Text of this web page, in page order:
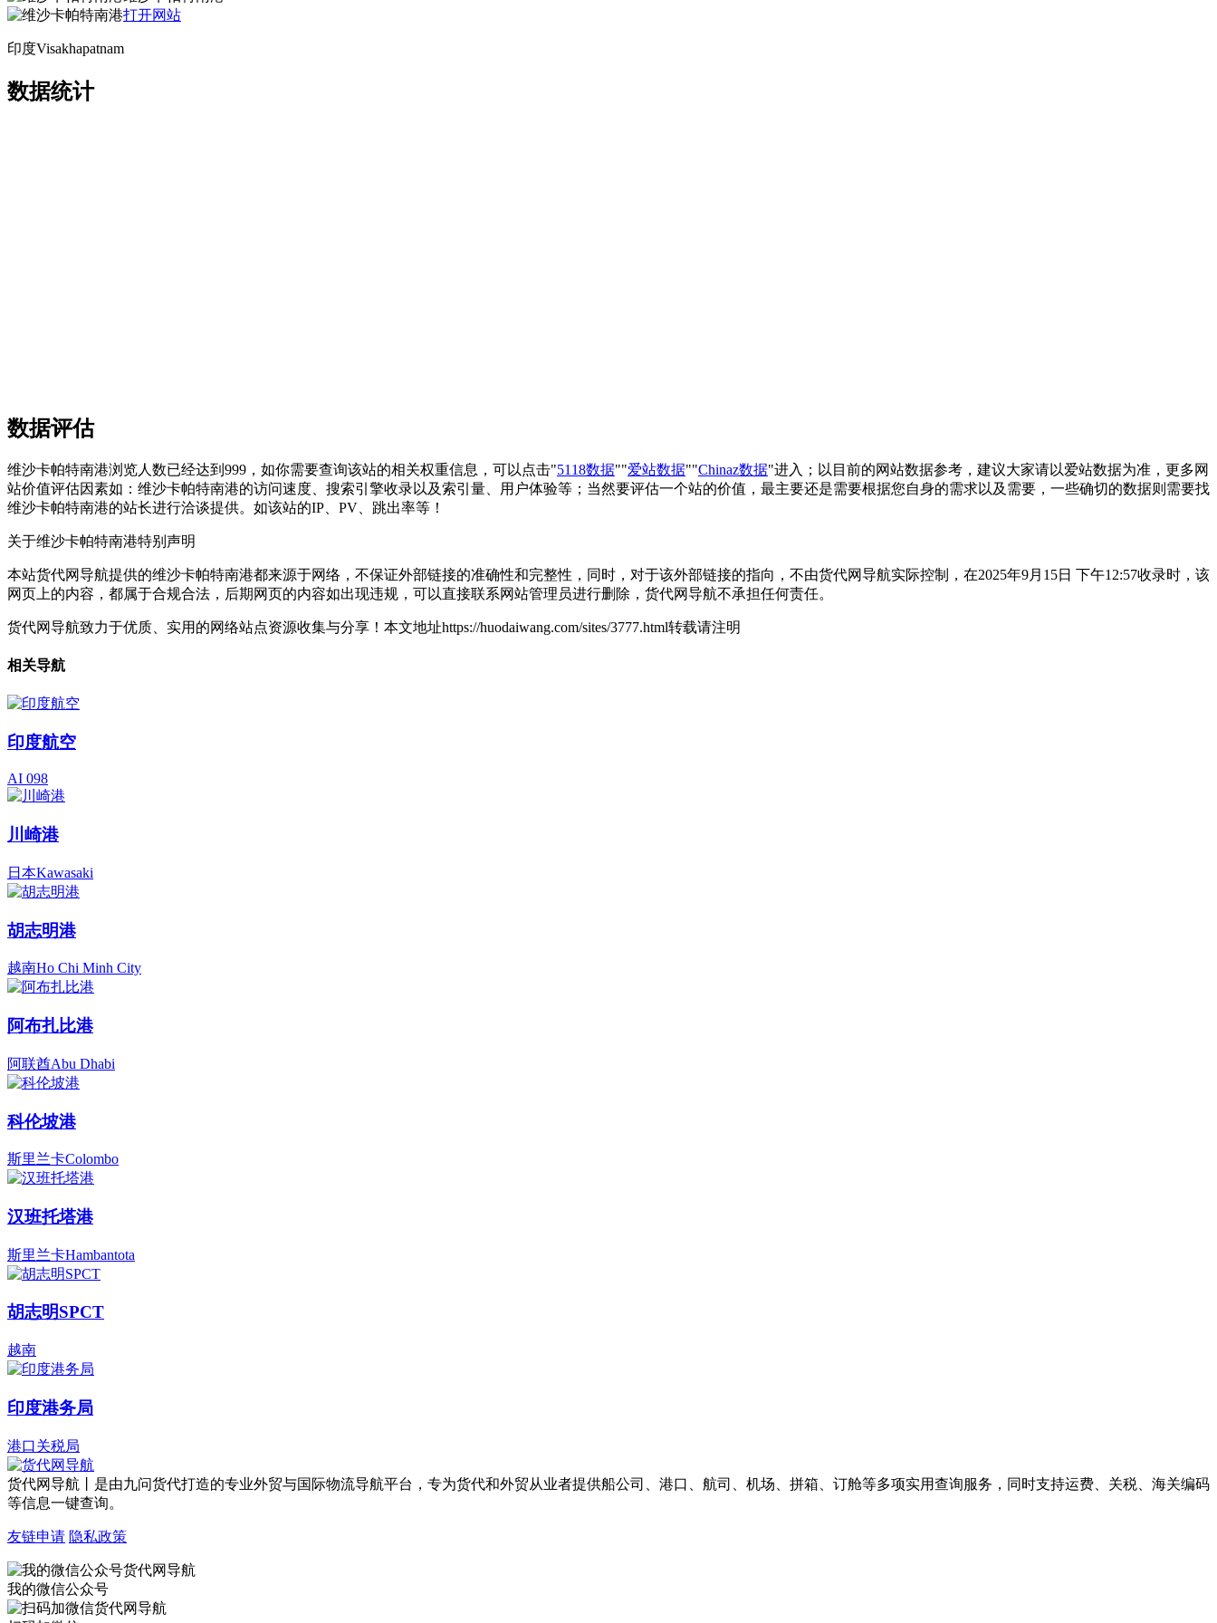
打开网站
印度Visakhapatnam
数据统计
数据评估
维沙卡帕特南港浏览人数已经达到999，如你需要查询该站的相关权重信息，可以点击"5118数据""爱站数据""Chinaz数据"进入；以目前的网站数据参考，建议大家请以爱站数据为准，更多网
站价值评估因素如：维沙卡帕特南港的访问速度、搜索引擎收录以及索引量、用户体验等；当然要评估一个站的价值，最主要还是需要根据您自身的需求以及需要，一些确切的数据则需要找
维沙卡帕特南港的站长进行洽谈提供。如该站的IP、PV、跳出率等！
关于维沙卡帕特南港特别声明
本站货代网导航提供的维沙卡帕特南港都来源于网络，不保证外部链接的准确性和完整性，同时，对于该外部链接的指向，不由货代网导航实际控制，在2025年9月15日 下午12:57收录时，该
网页上的内容，都属于合规合法，后期网页的内容如出现违规，可以直接联系网站管理员进行删除，货代网导航不承担任何责任。
货代网导航致力于优质、实用的网络站点资源收集与分享！ 本文地址https://huodaiwang.com/sites/3777.html转载请注明
相关导航
印度航空
AI 098
川崎港
日本Kawasaki
胡志明港
越南Ho Chi Minh City
阿布扎比港
阿联酋Abu Dhabi
科伦坡港
斯里兰卡Colombo
汉班托塔港
斯里兰卡Hambantota
胡志明SPCT
越南
印度港务局
港口关税局
货代网导航丨是由九问货代打造的专业外贸与国际物流导航平台，专为货代和外贸从业者提供船公司、港口、航司、机场、拼箱、订舱等多项实用查询服务，同时支持运费、关税、海关编码
等信息一键查询。
友链申请 隐私政策
我的微信公众号